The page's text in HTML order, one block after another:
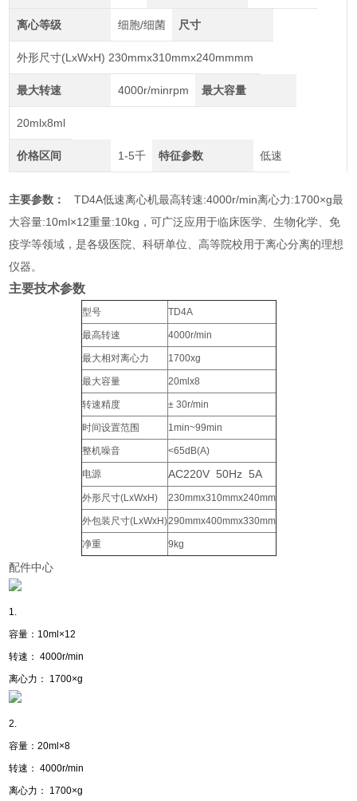
离心等级 细胞/细菌 尺寸
外形尺寸(LxWxH) 230mmx310mmx240mmmm
最大转速 4000r/minrpm 最大容量
20mlx8ml
价格区间 1-5千 特征参数 低速
主要参数：
TD4A低速离心机最高转速:4000r/min离心力:1700×g最
大容量:10ml×12重量:10kg，可广泛应用于临床医学、生物化学、免
疫学等领域，是各级医院、科研单位、高等院校用于离心分离的理想
仪器。
主要技术参数
型号 TD4A
最高转速 4000r/min
最大相对离心力 1700xg
最大容量 20mlx8
转速精度 ± 30r/min
时间设置范围 1min~99min
整机噪音 <65dB(A)
电源 AC220V 50Hz 5A
外形尺寸(LxWxH) 230mmx310mmx240mm
外包装尺寸(LxWxH)290mmx400mmx330mm
净重 9kg
配件中心
1.
容量：10ml×12
转速： 4000r/min
离心力： 1700×g
2.
容量：20ml×8
转速： 4000r/min
离心力： 1700×g